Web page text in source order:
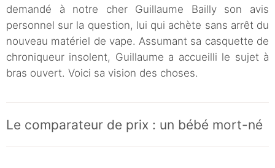
demandé à notre cher Guillaume Bailly son avis
personnel sur la question, lui qui achète sans arrêt du
nouveau matériel de vape. Assumant sa casquette de
chroniqueur insolent, Guillaume a accueilli le sujet à
bras ouvert. Voici sa vision des choses.
Le comparateur de prix : un bébé mort-né